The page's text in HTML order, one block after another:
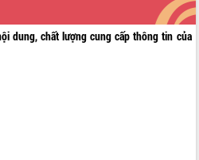
dung, chất lượng cung cấp thông tin của